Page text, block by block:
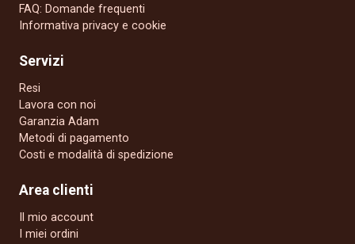
FAQ: Domande frequenti
Informativa privacy e cookie
Servizi
Resi
Lavora con noi
Garanzia Adam
Metodi di pagamento
Costi e modalità di spedizione
Area clienti
Il mio account
I miei ordini